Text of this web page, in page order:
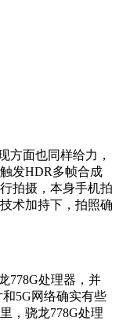
方面也同样给力，
发HDR多帧合成
拍摄，本身手机拍
术加持下，拍照确
778G处理器，并
5G网络确实有些
，骁龙778G处理